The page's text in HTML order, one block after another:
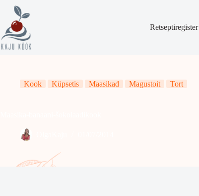
content
Retseptiregister
Kook Küpsetis Maasikad Magustoit Tort